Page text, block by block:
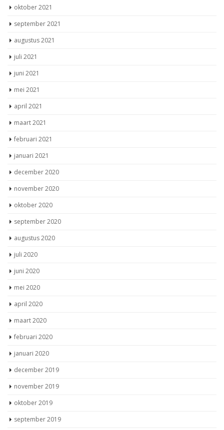
oktober 2021
september 2021
augustus 2021
juli 2021
juni 2021
mei 2021
april 2021
maart 2021
februari 2021
januari 2021
december 2020
november 2020
oktober 2020
september 2020
augustus 2020
juli 2020
juni 2020
mei 2020
april 2020
maart 2020
februari 2020
januari 2020
december 2019
november 2019
oktober 2019
september 2019